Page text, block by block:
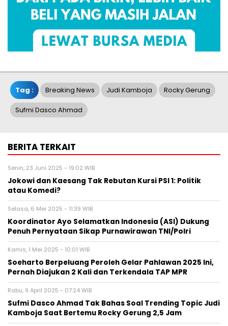
Tag : Breaking News Judi Kamboja Rocky Gerung
Sufmi Dasco Ahmad
BERITA TERKAIT
Senin, 23 Juni 2025 - 19:02 WIB
Jokowi dan Kaesang Tak Rebutan Kursi PSI 1: Politik
atau Komedi?
Selasa, 6 Mei 2025 - 11:39 WIB
Koordinator Ayo Selamatkan Indonesia (ASI) Dukung
Penuh Pernyataan Sikap Purnawirawan TNI/Polri
Kamis, 1 Mei 2025 - 10:01 WIB
Soeharto Berpeluang Peroleh Gelar Pahlawan 2025 Ini,
Pernah Diajukan 2 Kali dan Terkendala TAP MPR
Rabu, 9 April 2025 - 07:24 WIB
Sufmi Dasco Ahmad Tak Bahas Soal Trending Topic Judi
Kamboja Saat Bertemu Rocky Gerung 2,5 Jam